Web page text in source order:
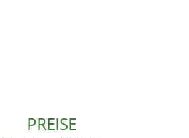
PREISE